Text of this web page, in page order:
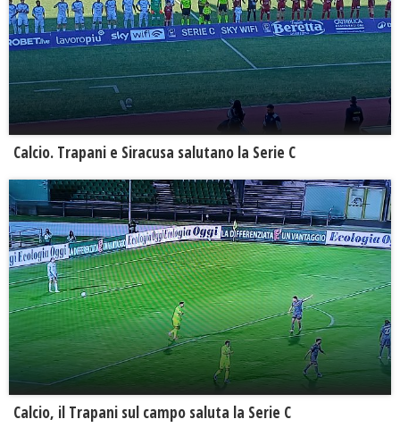
Calcio. Trapani e Siracusa salutano la Serie C
Calcio, il Trapani sul campo saluta la Serie C